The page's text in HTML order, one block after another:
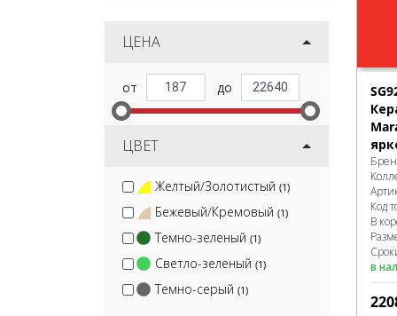
ЦЕНА
ЦВЕТ
Желтый/Золотистый (1)
Бежевый/Кремовый (1)
Темно-зеленый (1)
Светло-зеленый (1)
Темно-серый (1)
Код
В
в